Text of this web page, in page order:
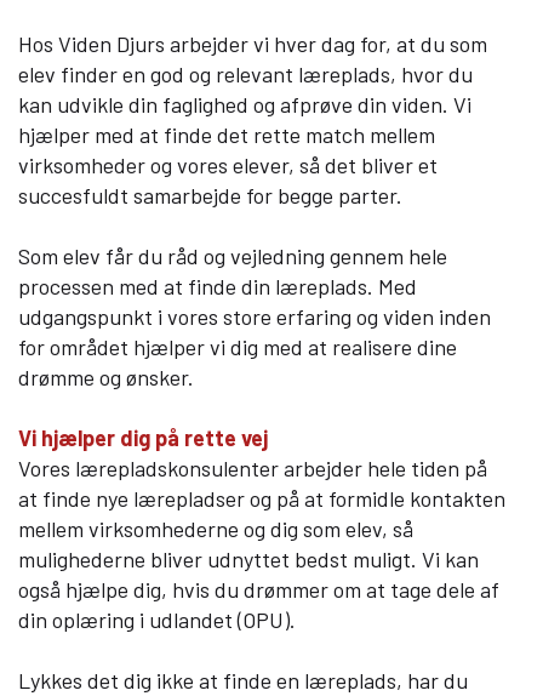
Elevuddannelser
Elevonline
AMU kurser
Akademiuddannelser
VUC (HF-enkeltfag, AVU, FVU, OBU)
Efteruddannelse (AMU)
Læreplads og virksomheder
Mød os
Kontakt
Skolehjem/Campus
Personale
Nyheder
Job på Viden Djurs
Hos Viden Djurs arbejder vi hver dag for, at du som
elev finder en god og relevant læreplads, hvor du
kan udvikle din faglighed og afprøve din viden. Vi
hjælper med at finde det rette match mellem
virksomheder og vores elever, så det bliver et
succesfuldt samarbejde for begge parter.
Som elev får du råd og vejledning gennem hele
processen med at finde din læreplads. Med
udgangspunkt i vores store erfaring og viden inden
for området hjælper vi dig med at realisere dine
drømme og ønsker.
Vi hjælper dig på rette vej
Vores lærepladskonsulenter arbejder hele tiden på
at finde nye lærepladser og på at formidle kontakten
mellem virksomhederne og dig som elev, så
mulighederne bliver udnyttet bedst muligt. Vi kan
også hjælpe dig, hvis du drømmer om at tage dele af
din oplæring i udlandet (OPU).
Lykkes det dig ikke at finde en læreplads, har du